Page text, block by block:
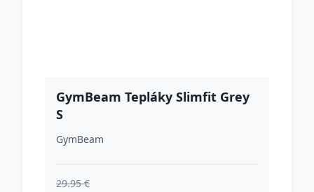
GymBeam Tepláky Slimfit Grey
S
GymBeam
29.95 €